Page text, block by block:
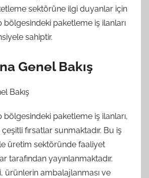
sektörüne ilgi duyanlar için
paketleme iş ilanları
sahiptir.
Genel Bakış
Bakış
paketleme iş ilanları,
fırsatlar sunmaktadır. Bu iş
üretim sektöründe faaliyet
tarafından yayınlanmaktadır.
ürünlerin ambalajlanması ve